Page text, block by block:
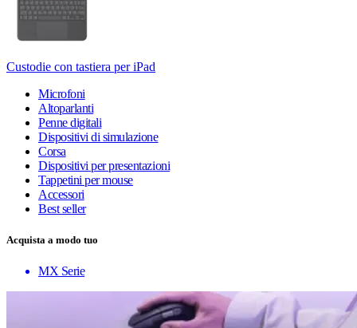
Custodie con tastiera per iPad
Microfoni
Altoparlanti
Penne digitali
Dispositivi di simulazione
Corsa
Dispositivi per presentazioni
Tappetini per mouse
Accessori
Best seller
Acquista a modo tuo
MX Serie